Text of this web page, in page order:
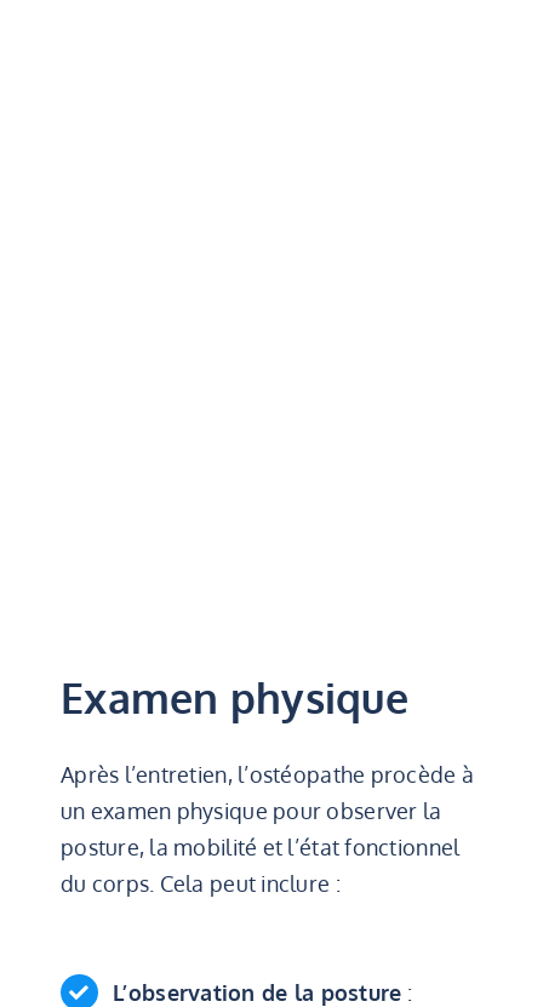
Examen physique
Après l’entretien, l’ostéopathe procède à
un examen physique pour observer la
posture, la mobilité et l’état fonctionnel
du corps. Cela peut inclure :
L’observation de la posture :